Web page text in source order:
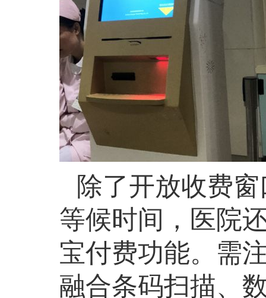
除了开放收费
等候时间，医院
宝付费功能。需
融合条码扫描、